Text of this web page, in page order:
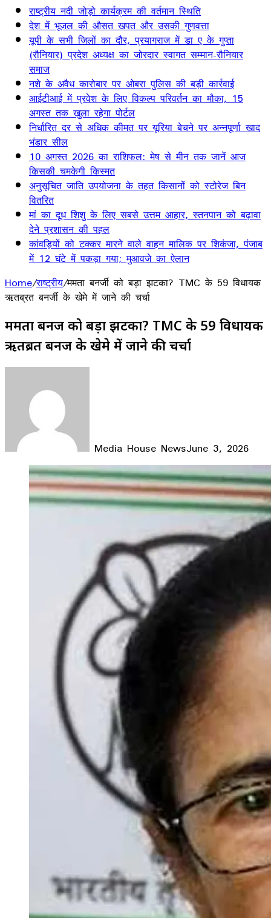
राष्ट्रीय नदी जोड़ो कार्यक्रम की वर्तमान स्थिति
देश में भूजल की औसत खपत और उसकी गुणवत्ता
यूपी के सभी जिलों का दौर, प्रयागराज में डा ए के गुप्ता
(रौनियार) प्रदेश अध्यक्ष का जोरदार स्वागत सम्मान-रौनियार
समाज
नशे के अवैध कारोबार पर ओबरा पुलिस की बड़ी कार्रवाई
आईटीआई में प्रवेश के लिए विकल्प परिवर्तन का मौका, 15
अगस्त तक खुला रहेगा पोर्टल
निर्धारित दर से अधिक कीमत पर यूरिया बेचने पर अन्नपूर्णा खाद
भंडार सील
10 अगस्त 2026 का राशिफल: मेष से मीन तक जानें आज
किसकी चमकेगी किस्मत
अनुसूचित जाति उपयोजना के तहत किसानों को स्टोरेज बिन
वितरित
मां का दूध शिशु के लिए सबसे उत्तम आहार, स्तनपान को बढ़ावा
देने प्रशासन की पहल
कांवड़ियों को टक्कर मारने वाले वाहन मालिक पर शिकंजा, पंजाब
में 12 घंटे में पकड़ा गया; मुआवजे का ऐलान
Home/राष्ट्रीय/ममता बनर्जी को बड़ा झटका? TMC के 59 विधायक
ऋतब्रत बनर्जी के खेमे में जाने की चर्चा
ममता बनर्जी को बड़ा झटका? TMC के 59 विधायक
ऋतब्रत बनर्जी के खेमे में जाने की चर्चा
Media House NewsJune 3, 2026
Facebook
LinkedIn
WhatsApp
Telegram